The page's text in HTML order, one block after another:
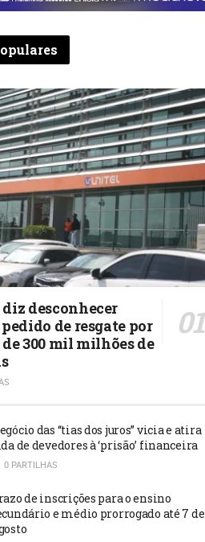
desconhecer
de resgate por
300 mil milhões de
das “tias dos juros” vicia e atira
de devedores à ‘prisão’ financeira
0 PARTILHAS
de inscrições para o ensino
e médio prorrogado até 7 de